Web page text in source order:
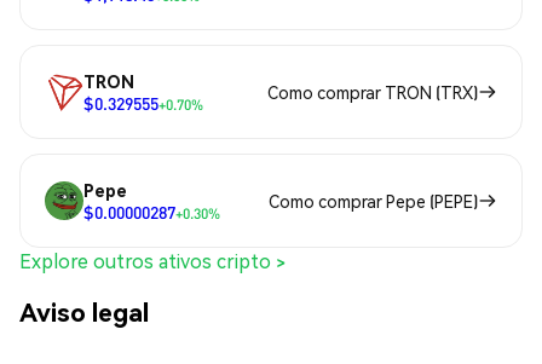
TRON
$0.329555+0.70%
Como comprar TRON (TRX)
Pepe
$0.00000287+0.30%
Como comprar Pepe (PEPE)
Explore outros ativos cripto >
Aviso legal